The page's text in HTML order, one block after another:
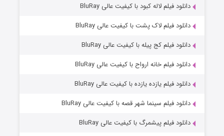
دانلود فیلم لاله کبود با کیفیت عالی BluRay
دانلود فیلم لاک پشت با کیفیت عالی BluRay
دانلود فیلم کج‌ پیله با کیفیت عالی BluRay
دانلود فیلم خانه ارواح با کیفیت عالی BluRay
دانلود فیلم یازده یازده با کیفیت عالی BluRay
دانلود فیلم سینما شهر قصه با کیفیت عالی BluRay
دانلود فیلم پیشمرگ با کیفیت عالی BluRay